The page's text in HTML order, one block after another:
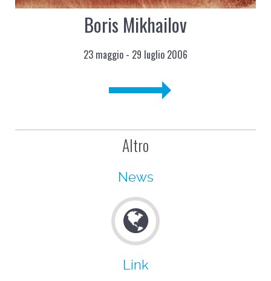
Boris Mikhailov
23 maggio - 29 luglio 2006
Altro
News
Link